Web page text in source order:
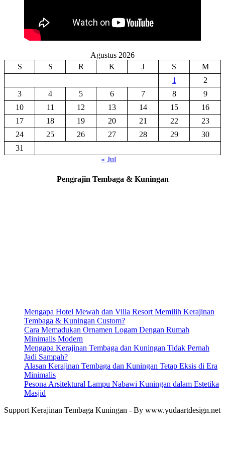
Agustus 2026
S
S R K J S
M
1
2
3
4 5 6 7 8
9
10
11 12 13 14 15
16
17
18 19 20 21 22
23
24
25 26 27 28 29
30
31
« Jul
Pengrajin Tembaga & Kuningan
Mengapa Hotel Mewah dan Villa Resort Memilih Kerajinan
Tembaga & Kuningan Custom?
Cara Memadukan Ornamen Logam Dengan Rumah
Minimalis Modern
Mengapa Kerajinan Tembaga dan Kuningan Tidak Pernah
Jadi Sampah?
Alasan Kerajinan Tembaga dan Kuningan Tetap Eksis di Era
Minimalis
Pesona Arsitektural Lampu Nabawi Kuningan dalam Estetika
Masjid
Support Kerajinan Tembaga Kuningan - By www.yudaartdesign.net